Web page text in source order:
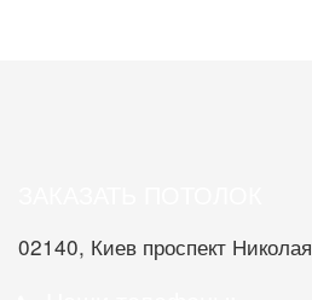
02140, Киев проспект